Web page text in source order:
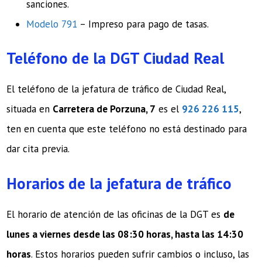
sanciones.
Modelo 791 – Impreso para pago de tasas.
Teléfono de la DGT Ciudad Real
El teléfono de la jefatura de tráfico de Ciudad Real,
situada en Carretera de Porzuna, 7 es el 926 226 115,
ten en cuenta que este teléfono no está destinado para
dar cita previa.
Horarios de la jefatura de tráfico
El horario de atención de las oficinas de la DGT es de
lunes a viernes desde las 08:30 horas, hasta las 14:30
horas. Estos horarios pueden sufrir cambios o incluso, las